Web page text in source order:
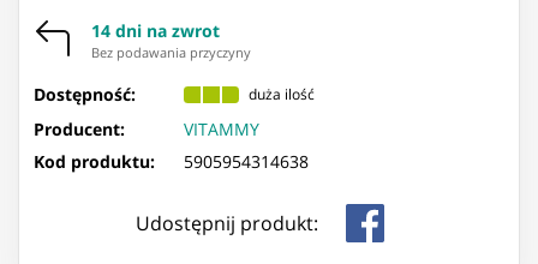
14 dni na zwrot
Bez podawania przyczyny
Dostępność: duża ilość
Producent:
VITAMMY
Kod produktu:
5905954314638
Udostępnij produkt: